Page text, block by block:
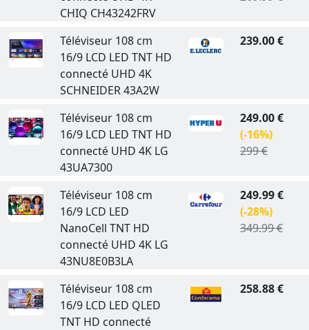
CHIQ CH43242FRV
Téléviseur 108 cm
16/9 LCD LED TNT HD
connecté UHD 4K
SCHNEIDER 43A2W
239.00 €
Téléviseur 108 cm
16/9 LCD LED TNT HD
connecté UHD 4K LG
43UA7300
249.00 €
(-16%)
299 €
Téléviseur 108 cm
16/9 LCD LED
NanoCell TNT HD
connecté UHD 4K LG
43NU8E0B3LA
249.99 €
(-28%)
349.99 €
Téléviseur 108 cm
16/9 LCD LED QLED
TNT HD connecté
258.88 €